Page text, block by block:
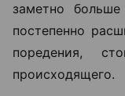
заметно
постепенно
поредения,
происходящего.